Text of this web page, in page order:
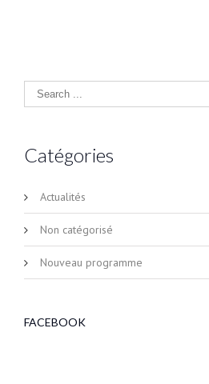
Catégories
Actualités
Non catégorisé
Nouveau programme
FACEBOOK